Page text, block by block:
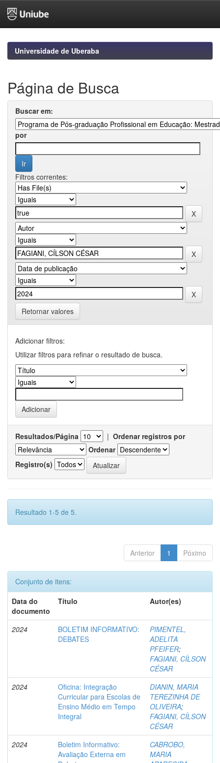
navigationUniversidade de Uberaba
Página de Busca
Buscar em:
por
Filtros correntes:
Retornar valores
Adicionar filtros:
Utilizar filtros para refinar o resultado de busca.
Resultados/Página | Ordenar registros por
Ordenar
Registro(s)
Resultado 1-5 de 5.
Anterior 1 Póximo
Conjunto de itens:
Data do
documento
Título Autor(es)
2024
BOLETIM INFORMATIVO:
DEBATES
PIMENTEL,
ADELITA
PFEIFER;
FAGIANI, CÍLSON
CÉSAR
2024
Oficina: Integração
Curricular para Escolas de
Ensino Médio em Tempo
Integral
DIANIN, MARIA
TEREZINHA DE
OLIVEIRA;
FAGIANI, CÍLSON
CÉSAR
2024
Boletim Informativo:
Avaliação Externa em
CABROBO,
MARIA